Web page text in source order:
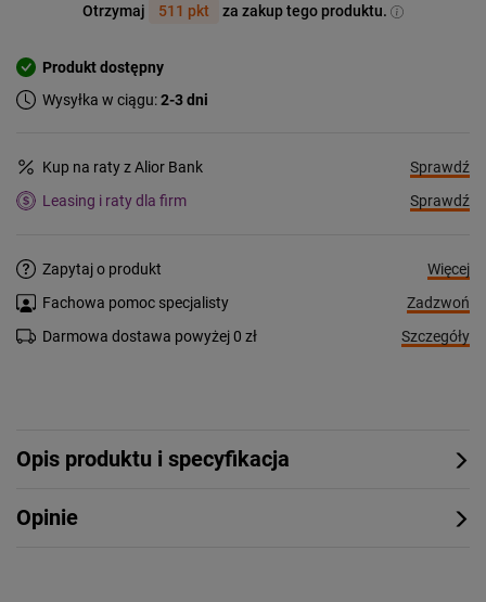
Otrzymaj 511 pkt za zakup tego produktu.
Produkt dostępny
Wysyłka w ciągu:2-3 dni
Kup na raty z Alior Bank
Sprawdź
Leasing i raty dla firm
Sprawdź
Zapytaj o produkt
Więcej
Fachowa pomoc specjalisty
Zadzwoń
Darmowa dostawa powyżej 0 zł
Szczegóły
Opis produktu i specyfikacja
Opinie